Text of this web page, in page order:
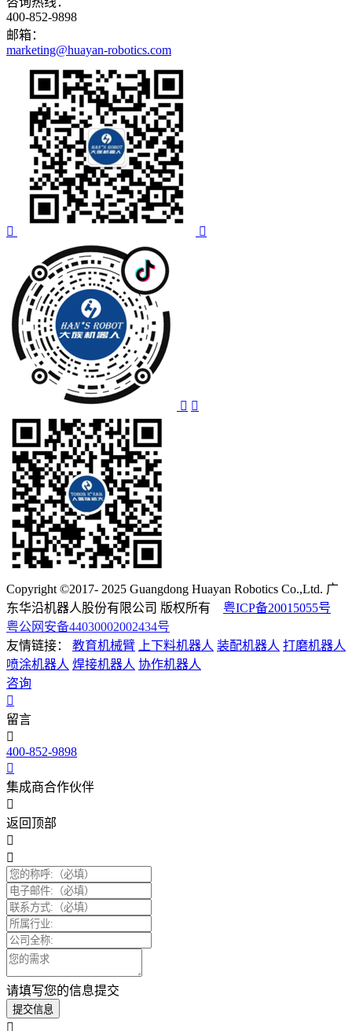
400-852-9898
邮箱：
marketing@huayan-robotics.com
Copyright ©2017- 2025 Guangdong Huayan Robotics Co.,Ltd. 广
东华沿机器人股份有限公司 版权所有 粤ICP备20015055号
粤公网安备44030002002434号
友情链接：
教育机械臂 上下料机器人 装配机器人 打磨机器人
喷涂机器人 焊接机器人 协作机器人
咨询
留言
400-852-9898
集成商合作伙伴
返回顶部
请填写您的信息提交
提交信息